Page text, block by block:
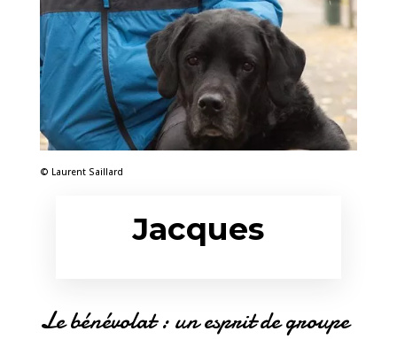
© Laurent Saillard
Jacques
Le bénévolat : un esprit de groupe